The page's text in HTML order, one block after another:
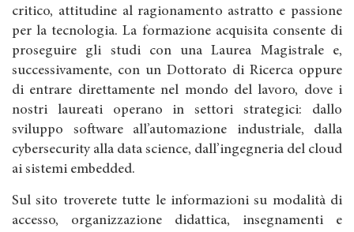
critico, attitudine al ragionamento astratto e passione
per la tecnologia. La formazione acquisita consente di
proseguire gli studi con una Laurea Magistrale e,
successivamente, con un Dottorato di Ricerca oppure
di entrare direttamente nel mondo del lavoro, dove i
nostri laureati operano in settori strategici: dallo
sviluppo software all’automazione industriale, dalla
cybersecurity alla data science, dall’ingegneria del cloud
ai sistemi embedded.
Sul sito troverete tutte le informazioni su modalità di
accesso, organizzazione didattica, insegnamenti e